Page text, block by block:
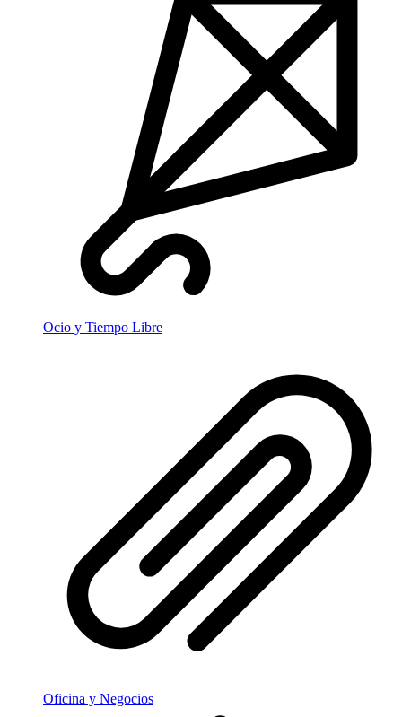
Ocio y Tiempo Libre
Oficina y Negocios